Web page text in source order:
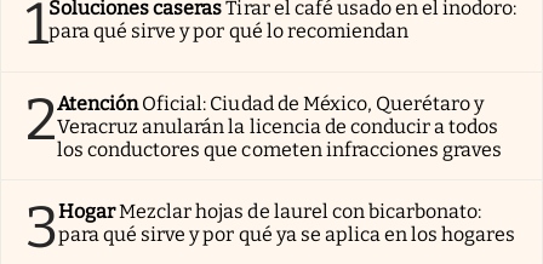
1Soluciones caserasTirar el café usado en el inodoro:
para qué sirve y por qué lo recomiendan
2AtenciónOficial: Ciudad de México, Querétaro y
Veracruz anularán la licencia de conducir a todos
los conductores que cometen infracciones graves
3HogarMezclar hojas de laurel con bicarbonato:
para qué sirve y por qué ya se aplica en los hogares